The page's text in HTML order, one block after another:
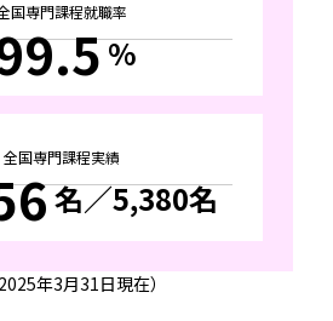
国専門課程就職率
%
全国専門課程実績
名／5,380名
年3月31日現在）